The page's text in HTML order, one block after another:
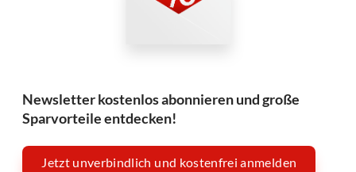
Newsletter kostenlos abonnieren und große
Sparvorteile entdecken!
Jetzt unverbindlich und kostenfrei anmelden